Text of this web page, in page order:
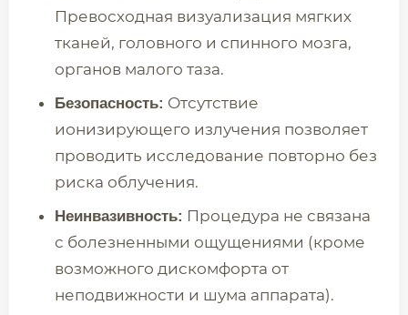
Превосходная визуализация мягких
тканей, головного и спинного мозга,
органов малого таза.
Безопасность: Отсутствие
ионизирующего излучения позволяет
проводить исследование повторно без
риска облучения.
Неинвазивность: Процедура не связана
с болезненными ощущениями (кроме
возможного дискомфорта от
неподвижности и шума аппарата).